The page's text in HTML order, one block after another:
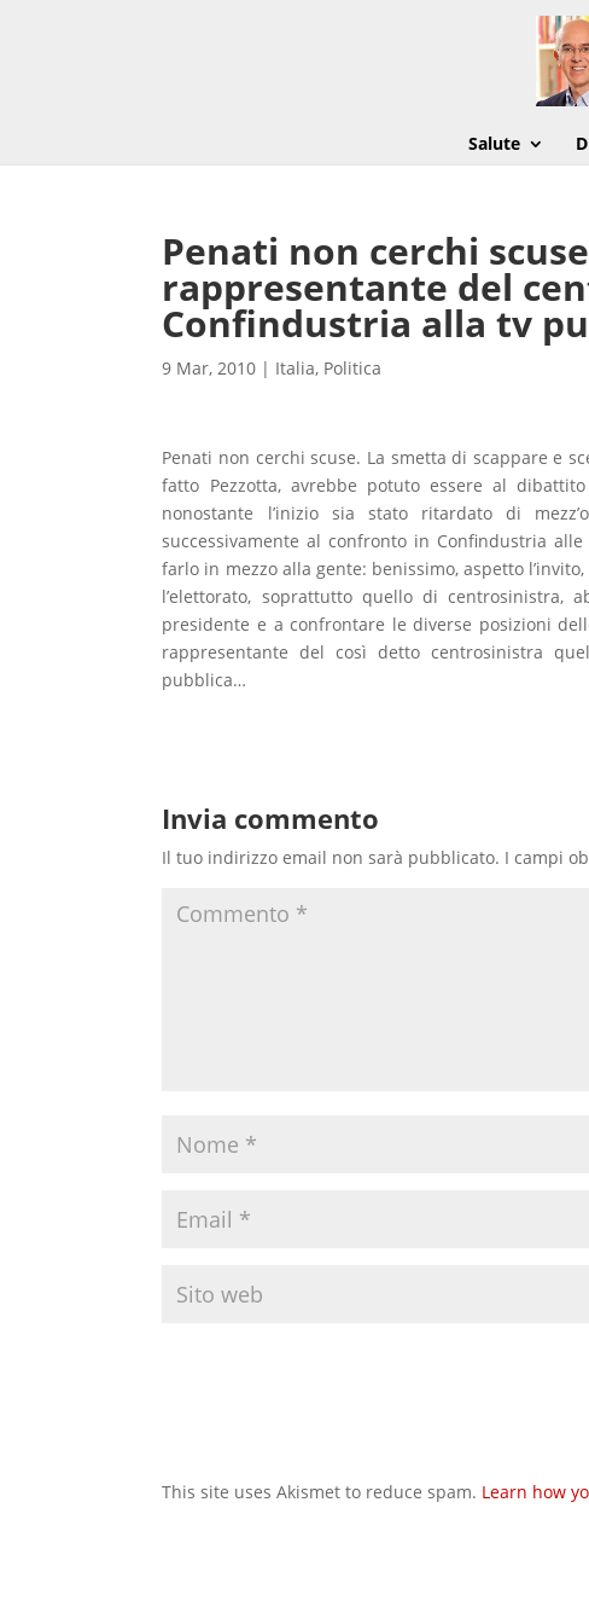
Salute
Penati non cerchi
rappresentante del
Confindustria alla tv
9 Mar, 2010 | Italia, Politica
Penati non cerchi scuse. La smetta di scappare e
fatto Pezzotta, avrebbe potuto essere al
nonostante l’inizio sia stato ritardato di
successivamente al confronto in Confindustria
farlo in mezzo alla gente: benissimo, aspetto
l’elettorato, soprattutto quello di
presidente e a confrontare le diverse posizioni
rappresentante del così detto centrosinistra
pubblica…
Invia commento
Il tuo indirizzo email non sarà pubblicato. I campi
This site uses Akismet to reduce spam. Learn how